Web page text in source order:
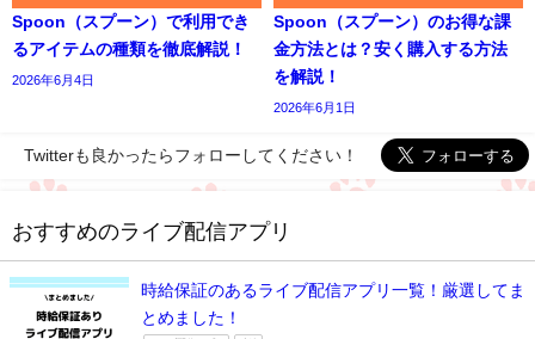
Spoon（スプーン）で利用でき
るアイテムの種類を徹底解説！
2026年6月4日
Spoon（スプーン）のお得な課
金方法とは？安く購入する方法
を解説！
2026年6月1日
Twitterも良かったらフォローしてください！
おすすめのライブ配信アプリ
時給保証のあるライブ配信アプリ一覧！厳選してま
とめました！